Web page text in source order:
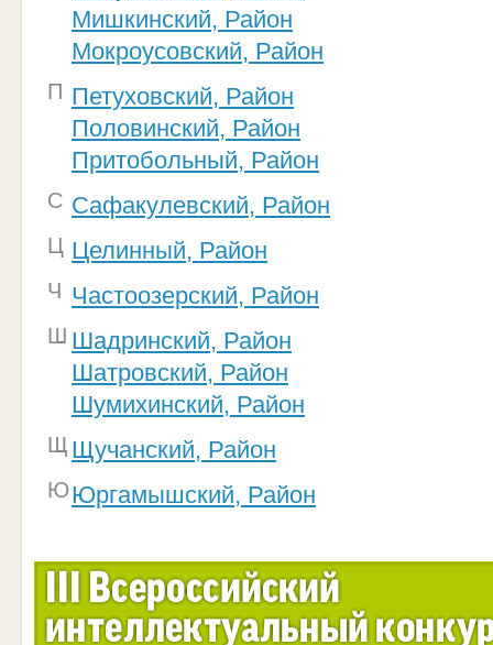
Мишкинский, Район
Мокроусовский, Район
П Петуховский, Район
Половинский, Район
Притобольный, Район
С Сафакулевский, Район
Ц Целинный, Район
Ч Частоозерский, Район
Ш Шадринский, Район
Шатровский, Район
Шумихинский, Район
Щ Щучанский, Район
ЮЮргамышский, Район